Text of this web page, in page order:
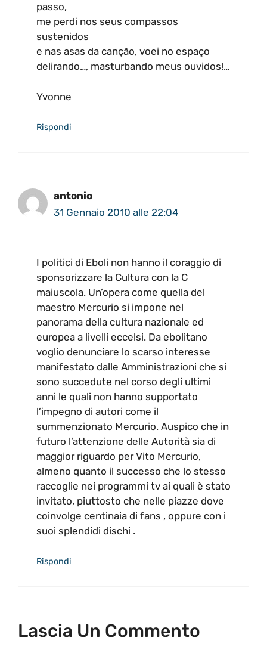
passo,
me perdi nos seus compassos
sustenidos
e nas asas da canção, voei no espaço
delirando…, masturbando meus ouvidos!…
Yvonne
Rispondi
antonio
31 Gennaio 2010 alle 22:04
I politici di Eboli non hanno il coraggio di
sponsorizzare la Cultura con la C
maiuscola. Un’opera come quella del
maestro Mercurio si impone nel
panorama della cultura nazionale ed
europea a livelli eccelsi. Da ebolitano
voglio denunciare lo scarso interesse
manifestato dalle Amministrazioni che si
sono succedute nel corso degli ultimi
anni le quali non hanno supportato
l’impegno di autori come il
summenzionato Mercurio. Auspico che in
futuro l’attenzione delle Autorità sia di
maggior riguardo per Vito Mercurio,
almeno quanto il successo che lo stesso
raccoglie nei programmi tv ai quali è stato
invitato, piuttosto che nelle piazze dove
coinvolge centinaia di fans , oppure con i
suoi splendidi dischi .
Rispondi
Lascia Un Commento